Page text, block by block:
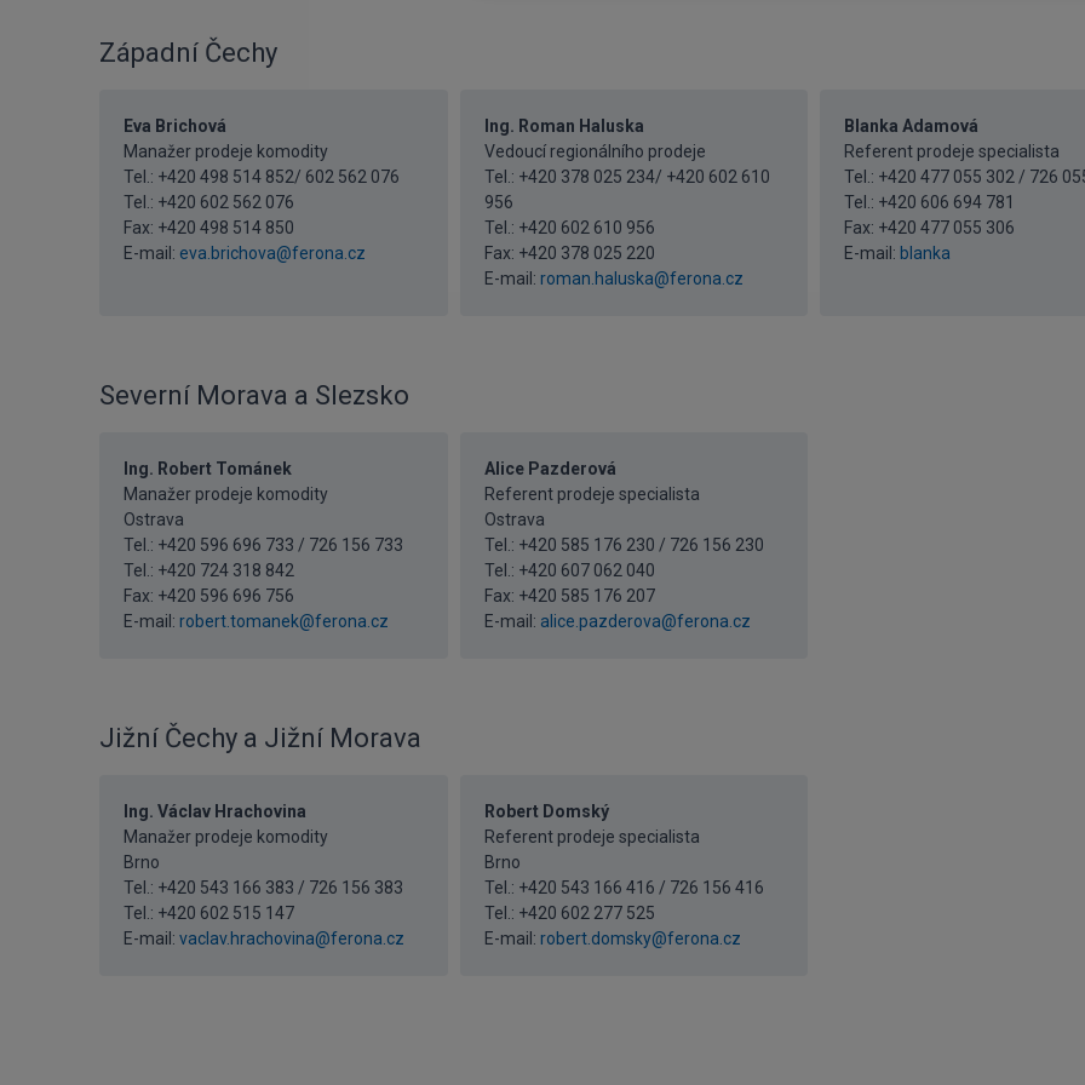
Západní Čechy
Eva Brichová
Manažer prodeje komodity
Tel.: +420 498 514 852/ 602 562 076
Tel.: +420 602 562 076
Fax: +420 498 514 850
E-mail: eva.brichova@ferona.cz
Ing. Roman Haluska
Vedoucí regionálního prodeje
Tel.: +420 378 025 234/ +420 602 610
956
Tel.: +420 602 610 956
Fax: +420 378 025 220
E-mail: roman.haluska@ferona.cz
Blanka Adamová
Referent prodeje specialista
Tel.: +420 477 055 302 / 726
Tel.: +420 606 694 781
Fax: +420 477 055 306
E-mail: blanka
Severní Morava a Slezsko
Ing. Robert Tománek
Manažer prodeje komodity
Ostrava
Tel.: +420 596 696 733 / 726 156 733
Tel.: +420 724 318 842
Fax: +420 596 696 756
E-mail: robert.tomanek@ferona.cz
Alice Pazderová
Referent prodeje specialista
Ostrava
Tel.: +420 585 176 230 / 726 156 230
Tel.: +420 607 062 040
Fax: +420 585 176 207
E-mail: alice.pazderova@ferona.cz
Jižní Čechy a Jižní Morava
Ing. Václav Hrachovina
Manažer prodeje komodity
Brno
Tel.: +420 543 166 383 / 726 156 383
Tel.: +420 602 515 147
E-mail: vaclav.hrachovina@ferona.cz
Robert Domský
Referent prodeje specialista
Brno
Tel.: +420 543 166 416 / 726 156 416
Tel.: +420 602 277 525
E-mail: robert.domsky@ferona.cz